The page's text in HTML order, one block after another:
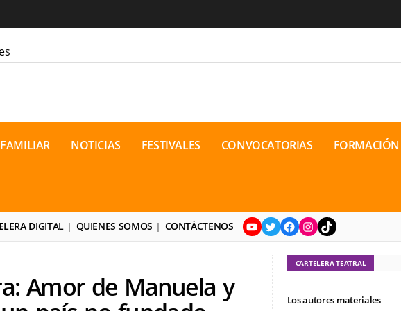
la cordura
de dramaturgia / 16 de agosto
NOTICIAS FESTIVALES CONVOCATORIAS FORMACIÓN
DIGITAL QUIENES SOMOS CONTÁCTENOS YouTube
TwitterFacebook
Instagram
TikTok
Amor de Manuela y
CARTELERA TEATRAL
Los autores materiales